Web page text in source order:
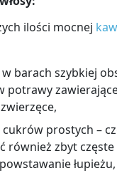
ilości mocnej
barach szybkiej
potrawy
prostych –
również zbyt częste
łupieżu,